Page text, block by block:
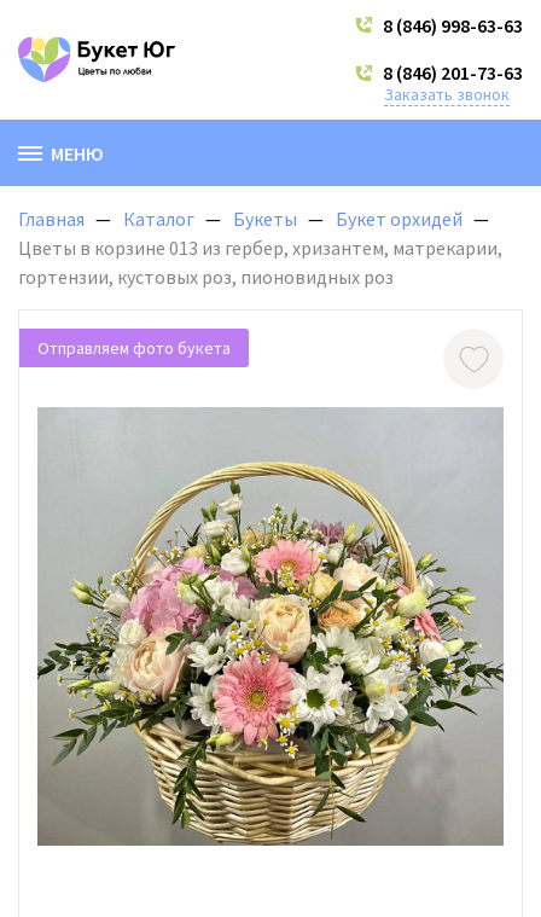
8 (846) 998-63-63
8 (846) 201-73-63
Заказать звонок
МЕНЮ
Главная Каталог Букеты
Букет орхидей
Цветы в корзине 013 из гербер, хризантем, матрекарии,
гортензии, кустовых роз, пионовидных роз
Отправляем фото букета